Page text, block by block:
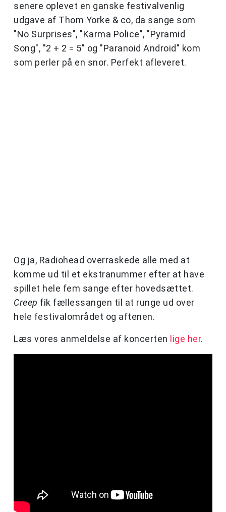
senere oplevet en ganske festivalvenlig
udgave af Thom Yorke & co, da sange som
"No Surprises", "Karma Police", "Pyramid
Song", "2 + 2 = 5" og "Paranoid Android" kom
som perler på en snor. Perfekt afleveret.
Og ja, Radiohead overraskede alle med at
komme ud til et ekstranummer efter at have
spillet hele fem sange efter hovedsættet.
Creep fik fællessangen til at runge ud over
hele festivalområdet og aftenen.
Læs vores anmeldelse af koncerten lige her.